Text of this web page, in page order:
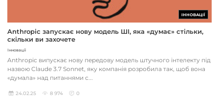
ІННОВАЦІЇ
Anthropic запускає нову модель ШІ, яка «думає» стільки,
скільки ви захочете
Інновації
Anthropic випускає нову передову модель штучного інтелекту під
назвою Claude 3.7 Sonnet, яку компанія розробила так, щоб вона
«думала» над питаннями с...
24.02.25 8 974 0